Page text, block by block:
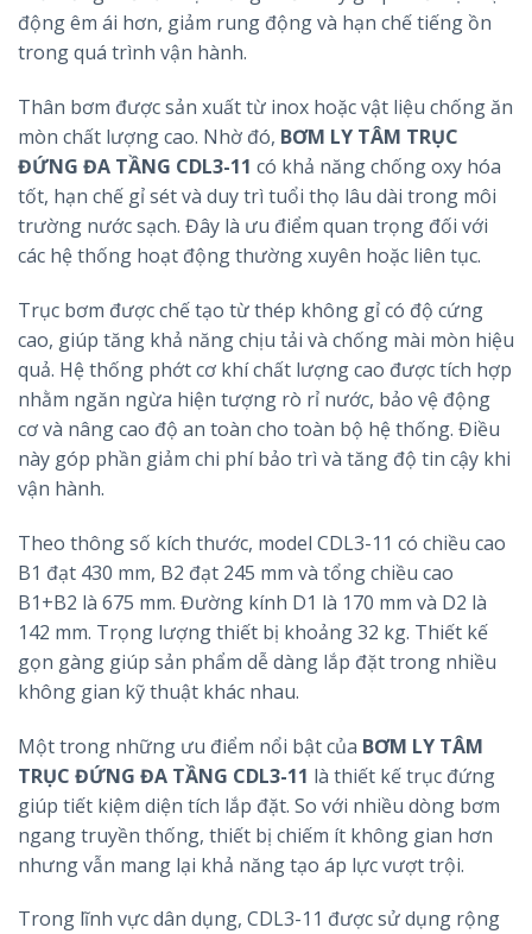
động êm ái hơn, giảm rung động và hạn chế tiếng ồn
trong quá trình vận hành.
Thân bơm được sản xuất từ inox hoặc vật liệu chống ăn
mòn chất lượng cao. Nhờ đó, BƠM LY TÂM TRỤC
ĐỨNG ĐA TẦNG CDL3-11 có khả năng chống oxy hóa
tốt, hạn chế gỉ sét và duy trì tuổi thọ lâu dài trong môi
trường nước sạch. Đây là ưu điểm quan trọng đối với
các hệ thống hoạt động thường xuyên hoặc liên tục.
Trục bơm được chế tạo từ thép không gỉ có độ cứng
cao, giúp tăng khả năng chịu tải và chống mài mòn hiệu
quả. Hệ thống phớt cơ khí chất lượng cao được tích hợp
nhằm ngăn ngừa hiện tượng rò rỉ nước, bảo vệ động
cơ và nâng cao độ an toàn cho toàn bộ hệ thống. Điều
này góp phần giảm chi phí bảo trì và tăng độ tin cậy khi
vận hành.
Theo thông số kích thước, model CDL3-11 có chiều cao
B1 đạt 430 mm, B2 đạt 245 mm và tổng chiều cao
B1+B2 là 675 mm. Đường kính D1 là 170 mm và D2 là
142 mm. Trọng lượng thiết bị khoảng 32 kg. Thiết kế
gọn gàng giúp sản phẩm dễ dàng lắp đặt trong nhiều
không gian kỹ thuật khác nhau.
Một trong những ưu điểm nổi bật của BƠM LY TÂM
TRỤC ĐỨNG ĐA TẦNG CDL3-11 là thiết kế trục đứng
giúp tiết kiệm diện tích lắp đặt. So với nhiều dòng bơm
ngang truyền thống, thiết bị chiếm ít không gian hơn
nhưng vẫn mang lại khả năng tạo áp lực vượt trội.
Trong lĩnh vực dân dụng, CDL3-11 được sử dụng rộng